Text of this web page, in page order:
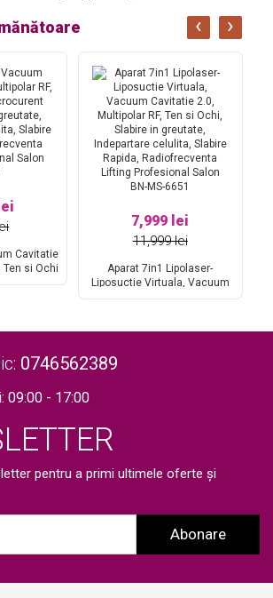
Cavitatie
Ten si Ochi
7,999 lei
11,999 lei
Aparat 7in1 Lipolaser-
Liposuctie Virtuala, Vacuum
Profesional Salon BN-MS-6651
‹ ›
0746562389
09:00 - 17:00
pentru a primi ultimele oferte și
Abonare